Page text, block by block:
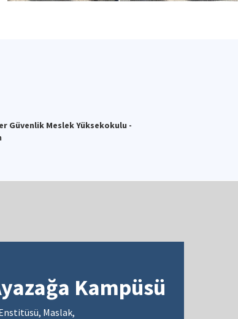
Güvenlik Meslek Yüksekokulu -
Kampüsü
Maslak,